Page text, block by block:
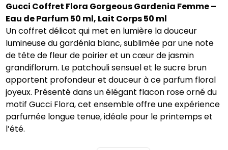
Gucci Coffret Flora Gorgeous Gardenia Femme –
Eau de Parfum 50 ml, Lait Corps 50 ml
Un coffret délicat qui met en lumière la douceur
lumineuse du gardénia blanc, sublimée par une note
de tête de fleur de poirier et un cœur de jasmin
grandiflorum. Le patchouli sensuel et le sucre brun
apportent profondeur et douceur à ce parfum floral
joyeux. Présenté dans un élégant flacon rose orné du
motif Gucci Flora, cet ensemble offre une expérience
parfumée longue tenue, idéale pour le printemps et
l’été.